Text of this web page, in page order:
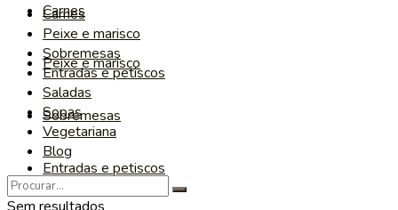
Carnes
Peixe e marisco
Sobremesas
Entradas e petiscos
Carnes
Peixe e marisco
Sobremesas
Entradas e petiscos
Saladas
Sopas
Vegetariana
Blog